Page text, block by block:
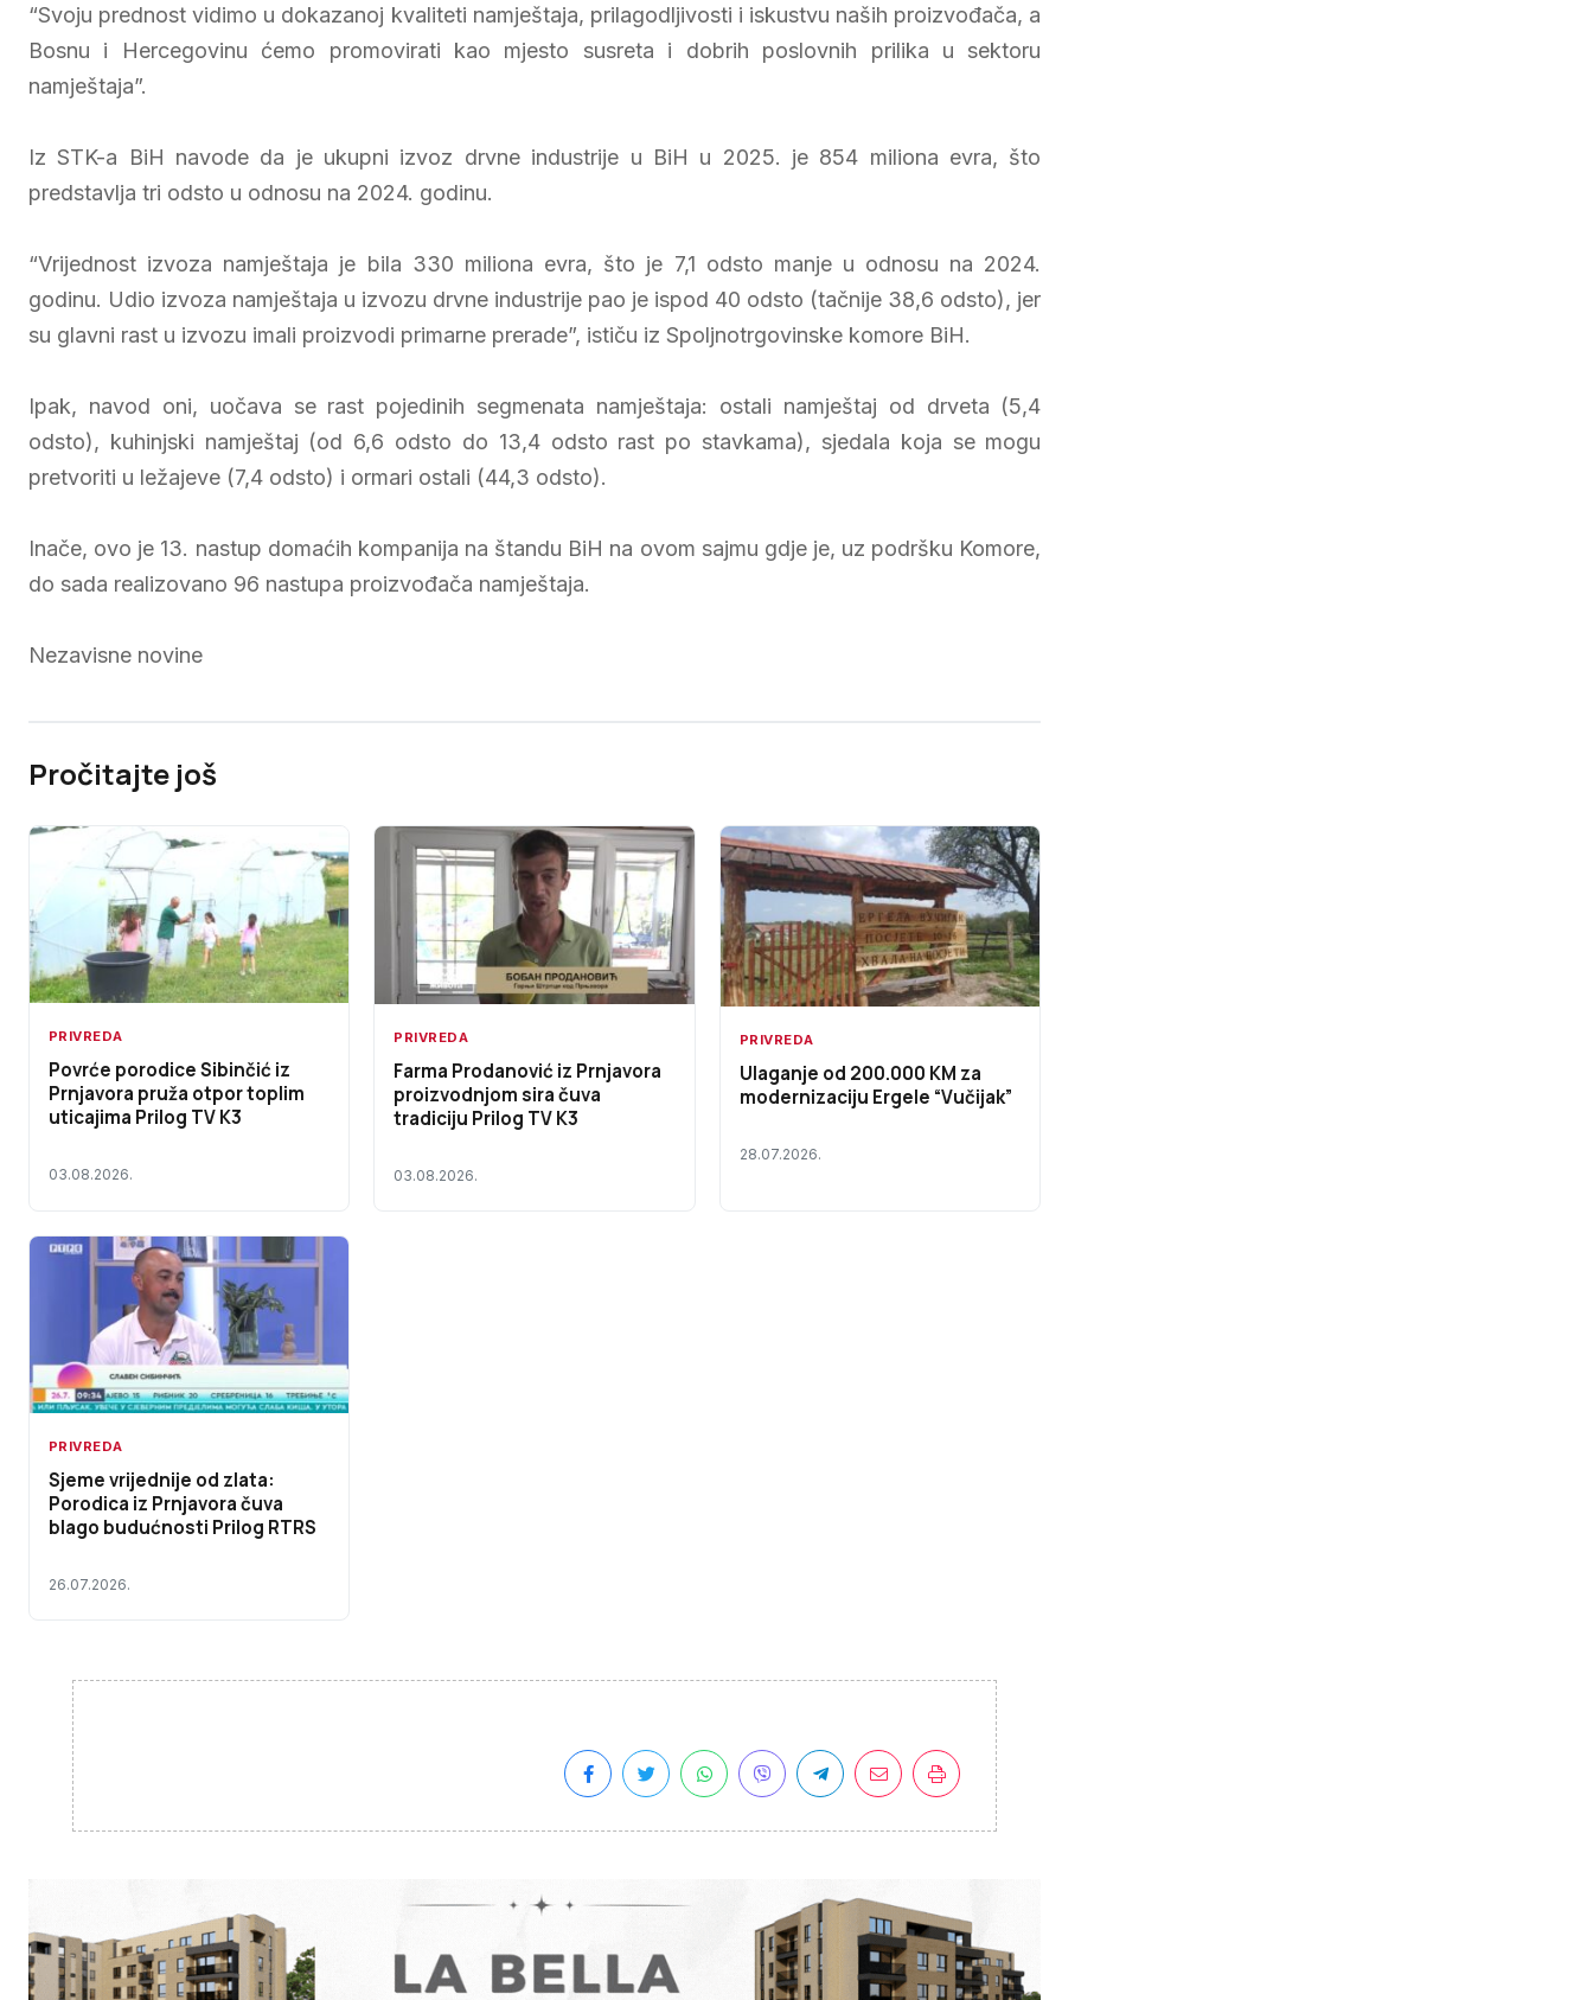
“Svoju prednost vidimo u dokazanoj kvaliteti namještaja, prilagodljivosti i iskustvu naših proizvođača, a
Bosnu i Hercegovinu ćemo promovirati kao mjesto susreta i dobrih poslovnih prilika u sektoru
namještaja”.
Iz STK-a BiH navode da je ukupni izvoz drvne industrije u BiH u 2025. je 854 miliona evra, što
predstavlja tri odsto u odnosu na 2024. godinu.
“Vrijednost izvoza namještaja je bila 330 miliona evra, što je 7,1 odsto manje u odnosu na 2024.
godinu. Udio izvoza namještaja u izvozu drvne industrije pao je ispod 40 odsto (tačnije 38,6 odsto), jer
su glavni rast u izvozu imali proizvodi primarne prerade”, ističu iz Spoljnotrgovinske komore BiH.
Ipak, navod oni, uočava se rast pojedinih segmenata namještaja: ostali namještaj od drveta (5,4
odsto), kuhinjski namještaj (od 6,6 odsto do 13,4 odsto rast po stavkama), sjedala koja se mogu
pretvoriti u ležajeve (7,4 odsto) i ormari ostali (44,3 odsto).
Inače, ovo je 13. nastup domaćih kompanija na štandu BiH na ovom sajmu gdje je, uz podršku Komore,
do sada realizovano 96 nastupa proizvođača namještaja.
Nezavisne novine
Pročitajte još
PRIVREDA
Povrće porodice Sibinčić iz
Prnjavora pruža otpor toplim
uticajima Prilog TV K3
03.08.2026.
PRIVREDA
Farma Prodanović iz Prnjavora
proizvodnjom sira čuva
tradiciju Prilog TV K3
03.08.2026.
PRIVREDA
Ulaganje od 200.000 KM za
modernizaciju Ergele “Vučijak”
28.07.2026.
PRIVREDA
Sjeme vrijednije od zlata:
Porodica iz Prnjavora čuva
blago budućnosti Prilog RTRS
26.07.2026.